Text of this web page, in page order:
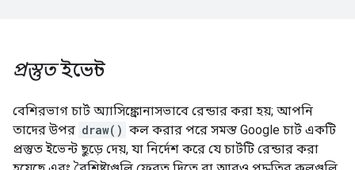
প্রস্তুতইভেন্ট
বেশিরভাগ চার্ট অ্যাসিঙ্ক্রোনাসভাবে রেন্ডার করা হয়; আপনি
তাদের উপর draw() কল করার পরে সমস্ত Google চার্ট একটি
প্রস্তুত ইভেন্ট ছুড়ে দেয়, যা নির্দেশ করে যে চার্টটি রেন্ডার করা